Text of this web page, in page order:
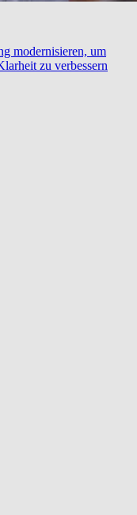
modernisieren, um
zu verbessern